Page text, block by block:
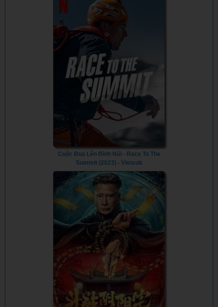
Cuộc Đua Lên Đỉnh Núi - Race To The
Summit (2023) - Vietsub